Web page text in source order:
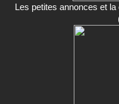
Les petites annonces et